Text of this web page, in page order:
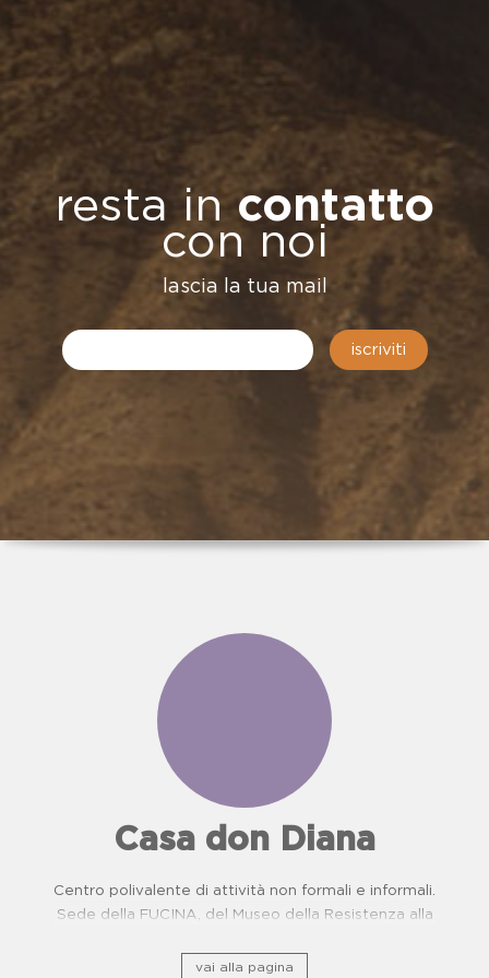
resta incontatto
con noi
lascia la tua mail
iscriviti
Casa don Diana
Centro polivalente di attività non formali e informali.
Sede della FUCINA, del Museo della Resistenza alla
Oncologiche. Proposte didattiche per scuole.
vai alla pagina